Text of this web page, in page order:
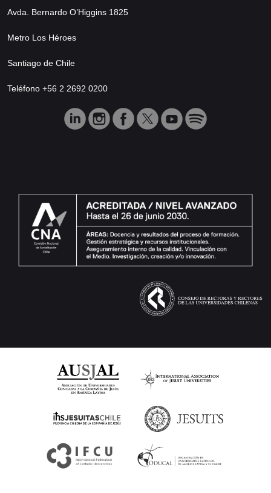
Avda. Bernardo O’Higgins 1825
Metro Los Héroes
Santiago de Chile
Teléfono +56 2 2692 0200